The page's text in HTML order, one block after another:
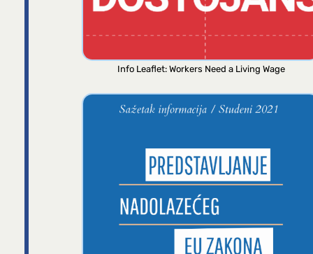
Info Leaflet: Workers Need a Living Wage